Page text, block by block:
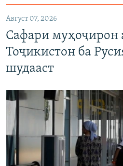
Август 07, 2026
Сафари муҳоҷирон
Тоҷикистон ба
шудааст